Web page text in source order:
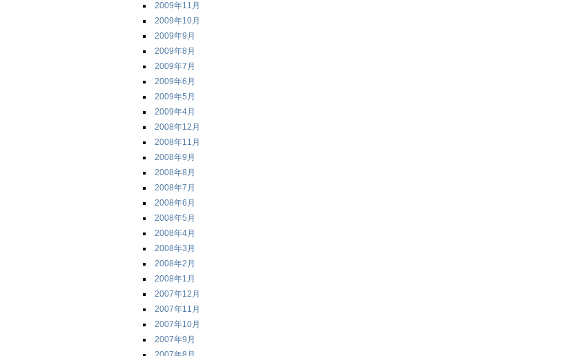
2009年11月
2009年10月
2009年9月
2009年8月
2009年7月
2009年6月
2009年5月
2009年4月
2008年12月
2008年11月
2008年9月
2008年8月
2008年7月
2008年6月
2008年5月
2008年4月
2008年3月
2008年2月
2008年1月
2007年12月
2007年11月
2007年10月
2007年9月